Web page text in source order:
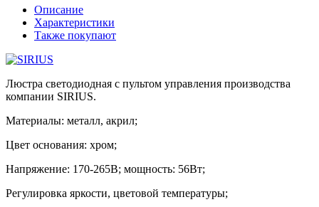
Описание
Характеристики
Также покупают
Люстра светодиодная с пультом управления производства
компании SIRIUS.
Материалы: металл, акрил;
Цвет основания: хром;
Напряжение: 170-265В; мощность: 56Вт;
Регулировка яркости, цветовой температуры;